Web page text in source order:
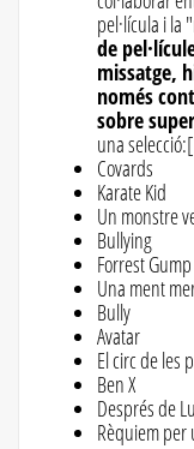
pel·lícula i la
de
missatge,
només
sobre
una
Covards
Karate Kid
Un monstre
Bullying
Forrest Gump
Una ment
Bully
Avatar
El circ de les
Ben X
Després de
Rèquiem per